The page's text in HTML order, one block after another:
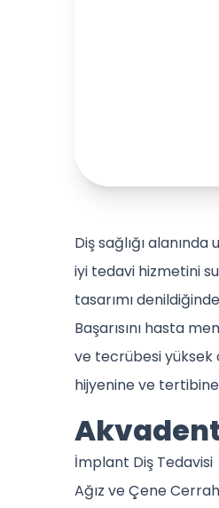
Diş sağlığı
iyi tedavi hizmetini
tasarımı
Başarısını hasta
ve tecrübesi yüksek
hijyenine ve
İmplant Diş Tedavisi
Ağız ve Çene